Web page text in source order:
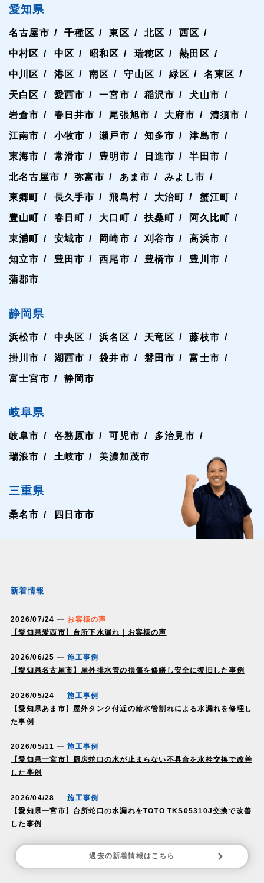
愛知県
名古屋市 千種区 東区 北区 西区
中村区 中区 昭和区 瑞穂区 熱田区
中川区 港区 南区 守山区 緑区 名東区
天白区 愛西市 一宮市 稲沢市 犬山市
岩倉市 春日井市 尾張旭市 大府市 清須市
江南市 小牧市 瀬戸市 知多市 津島市
東海市 常滑市 豊明市 日進市 半田市
北名古屋市 弥富市 あま市 みよし市
東郷町 長久手市 飛島村 大治町 蟹江町
豊山町 春日町 大口町 扶桑町 阿久比町
東浦町 安城市 岡崎市 刈谷市 高浜市
知立市 豊田市 西尾市 豊橋市 豊川市
蒲郡市
静岡県
浜松市 中央区 浜名区 天竜区 藤枝市
掛川市 湖西市 袋井市 磐田市 富士市
富士宮市 静岡市
岐阜県
岐阜市 各務原市 可児市 多治見市
瑞浪市 土岐市 美濃加茂市
三重県
桑名市 四日市市
新着情報
2026/07/24
お客様の声
【愛知県愛西市】台所下水漏れ｜お客様の声
2026/06/25
施工事例
【愛知県名古屋市】屋外排水管の損傷を修繕し安全に復旧した事例
2026/05/24
施工事例
【愛知県あま市】屋外タンク付近の給水管割れによる水漏れを修理し
た事例
2026/05/11
施工事例
【愛知県一宮市】厨房蛇口の水が止まらない不具合を水栓交換で改善
した事例
2026/04/28
施工事例
【愛知県一宮市】台所蛇口の水漏れをTOTO TKS05310J交換で改善
した事例
過去の新着情報はこちら